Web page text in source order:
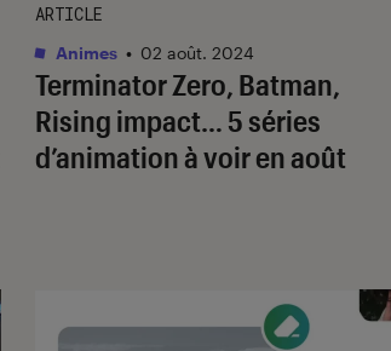
Terminator Zero, Batman,
Rising impact… 5 séries
d’animation à voir en août
ARTICLE
Animes • 02 août. 2024